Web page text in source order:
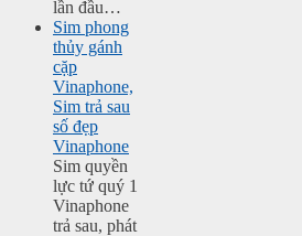
lần đầu…
Sim phong
thủy gánh
cặp
Vinaphone,
Sim trả sau
số đẹp
Vinaphone
Sim quyền
lực tứ quý 1
Vinaphone
trả sau, phát